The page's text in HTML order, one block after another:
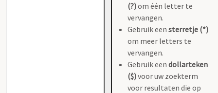
(?)om één letter te
vervangen.
Gebruik een sterretje (*)
om meer letters te
vervangen.
Gebruik een dollarteken
($)voor uw zoekterm
voor resultaten die op